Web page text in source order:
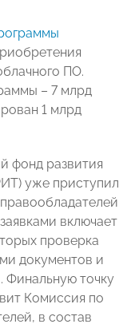
ПО.
– 7 млрд
1 млрд
фонд развития
уже приступил
включает
проверка
документов и
Финальную точку
Комиссия по
в состав